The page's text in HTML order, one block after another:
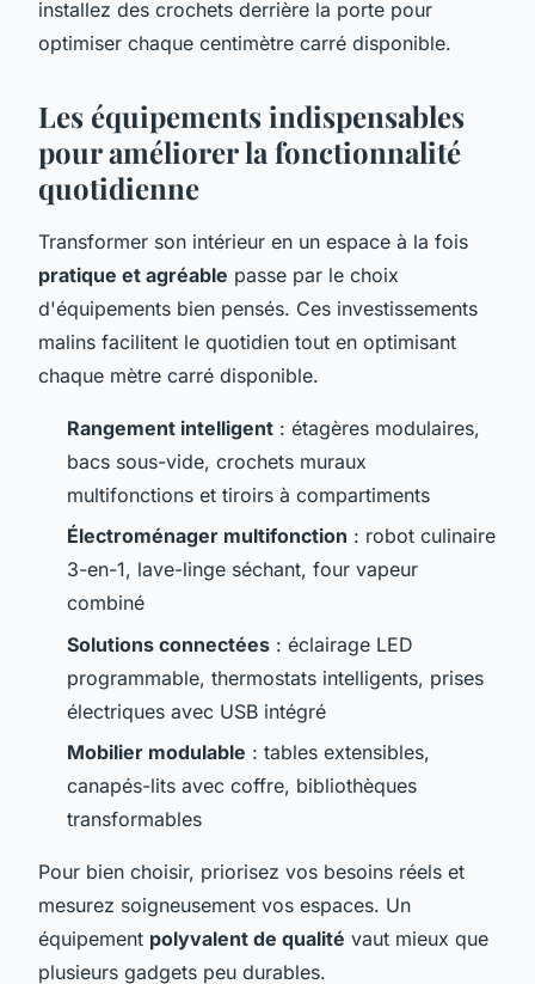
installez des crochets derrière la porte pour
optimiser chaque centimètre carré disponible.
Les équipements indispensables
pour améliorer la fonctionnalité
quotidienne
Transformer son intérieur en un espace à la fois
pratique et agréable passe par le choix
d'équipements bien pensés. Ces investissements
malins facilitent le quotidien tout en optimisant
chaque mètre carré disponible.
Rangement intelligent : étagères modulaires,
bacs sous-vide, crochets muraux
multifonctions et tiroirs à compartiments
Électroménager multifonction : robot culinaire
3-en-1, lave-linge séchant, four vapeur
combiné
Solutions connectées : éclairage LED
programmable, thermostats intelligents, prises
électriques avec USB intégré
Mobilier modulable : tables extensibles,
canapés-lits avec coffre, bibliothèques
transformables
Pour bien choisir, priorisez vos besoins réels et
mesurez soigneusement vos espaces. Un
équipement polyvalent de qualité vaut mieux que
plusieurs gadgets peu durables.